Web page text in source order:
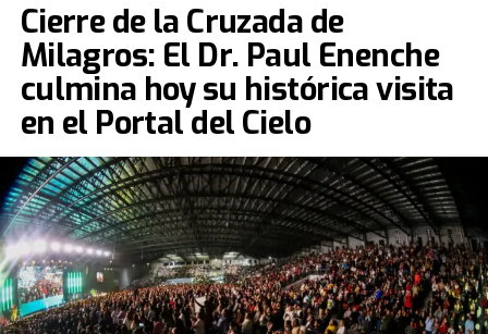
Cierre de la Cruzada de
Milagros: El Dr. Paul Enenche
culmina hoy su histórica visita
en el Portal del Cielo